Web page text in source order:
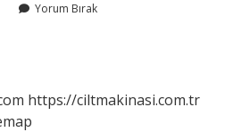
Yorum Bırak
https://ciltmakinasi.com.tr